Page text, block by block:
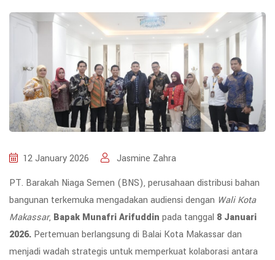
12 January 2026
Jasmine Zahra
PT. Barakah Niaga Semen (BNS), perusahaan distribusi bahan
bangunan terkemuka mengadakan audiensi dengan Wali Kota
Makassar, Bapak Munafri Arifuddin pada tanggal 8 Januari
2026. Pertemuan berlangsung di Balai Kota Makassar dan
menjadi wadah strategis untuk memperkuat kolaborasi antara